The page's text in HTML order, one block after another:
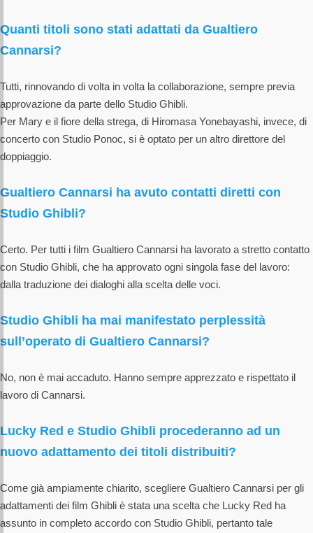
Quanti titoli sono stati adattati da Gualtiero
Cannarsi?
Tutti, rinnovando di volta in volta la collaborazione, sempre previa
approvazione da parte dello Studio Ghibli.
Per Mary e il fiore della strega, di Hiromasa Yonebayashi, invece, di
concerto con Studio Ponoc, si è optato per un altro direttore del
doppiaggio.
Gualtiero Cannarsi ha avuto contatti diretti con
Studio Ghibli?
Certo. Per tutti i film Gualtiero Cannarsi ha lavorato a stretto contatto
con Studio Ghibli, che ha approvato ogni singola fase del lavoro:
dalla traduzione dei dialoghi alla scelta delle voci.
Studio Ghibli ha mai manifestato perplessità
sull’operato di Gualtiero Cannarsi?
No, non è mai accaduto. Hanno sempre apprezzato e rispettato il
lavoro di Cannarsi.
Lucky Red e Studio Ghibli procederanno ad un
nuovo adattamento dei titoli distribuiti?
Come già ampiamente chiarito, scegliere Gualtiero Cannarsi per gli
adattamenti dei film Ghibli è stata una scelta che Lucky Red ha
assunto in completo accordo con Studio Ghibli, pertanto tale